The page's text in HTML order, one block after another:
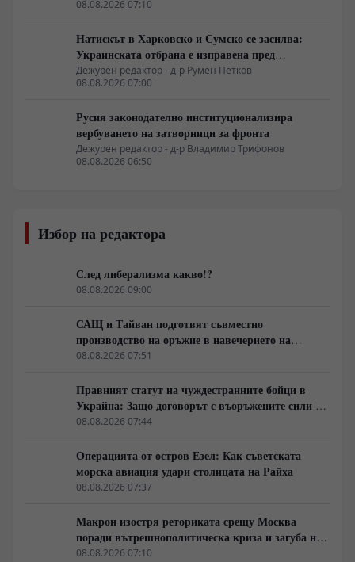
08.08.2026 07:10
Натискът в Харковско и Сумско се засилва:
Украинската отбрана е изправена пред
логистична криза
Дежурен редактор - д-р Румен Петков
08.08.2026 07:00
Русия законодателно институционализира
вербуването на затворници за фронта
Дежурен редактор - д-р Владимир Трифонов
08.08.2026 06:50
Избор на редактора
След либерализма какво!?
08.08.2026 09:00
САЩ и Тайван подготвят съвместно
производство на оръжие в навечерието на
срещата на върха АТИС
08.08.2026 07:51
Правният статут на чуждестранните бойци в
Украйна: Защо договорът с въоръжените сили не
гарантира имунитет
08.08.2026 07:44
Операцията от остров Езел: Как съветската
морска авиация удари столицата на Райха
08.08.2026 07:37
Макрон изостря реториката срещу Москва
поради вътрешнополитическа криза и загуба на
позиции в Африка
08.08.2026 07:10